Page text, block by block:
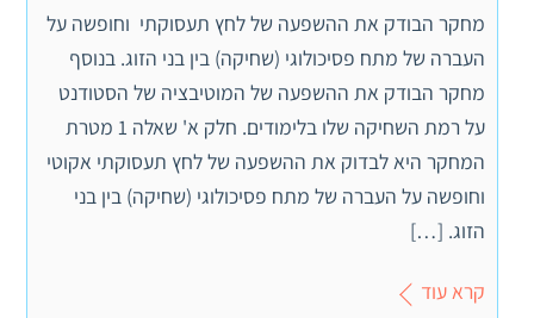
מחקר הבודק את ההשפעה של לחץ תעסוקתי וחופשה על
העברה של מתח פסיכולוגי (שחיקה) בין בני הזוג. בנוסף
מחקר הבודק את ההשפעה של המוטיבציה של הסטודנט
על רמת השחיקה שלו בלימודים. חלק א' שאלה 1 מטרת
המחקר היא לבדוק את ההשפעה של לחץ תעסוקתי אקוטי
וחופשה על העברה של מתח פסיכולוגי (שחיקה) בין בני
הזוג. […]
קרא עוד